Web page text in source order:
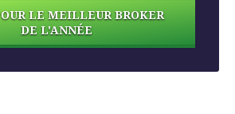
LE MEILLEUR BROKER
DE L'ANNÉE